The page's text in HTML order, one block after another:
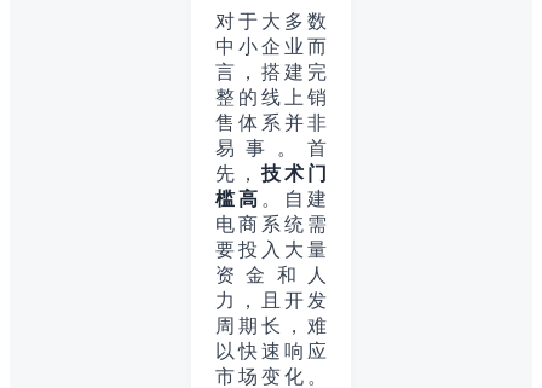
对于大多数
中小企业而
言，搭建完
整的线上销
售体系并非
易事。首
先， 技术门
槛高 。自建
电商系统需
要投入大量
资金和人
力，且开发
周期长，难
以快速响应
市场变化。